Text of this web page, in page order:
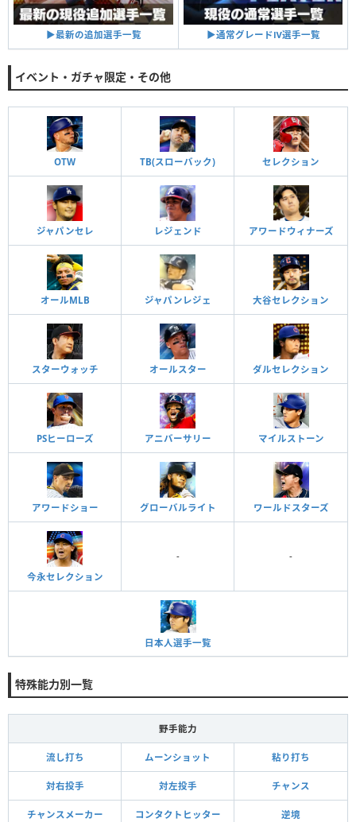
▶︎最新の追加選手一覧 ▶︎通常グレードⅣ選手一覧
イベント・ガチャ限定・その他
OTW TB(スローバック) セレクション
ジャパンセレ レジェンド アワードウィナーズ
オールMLB ジャパンレジェ 大谷セレクション
スターウォッチ オールスター ダルセレクション
PSヒーローズ アニバーサリー マイルストーン
アワードショー グローバルライト ワールドスターズ
今永セレクション
- -
日本人選手一覧
特殊能力別一覧
野手能力
流し打ち ムーンショット 粘り打ち
対右投手 対左投手 チャンス
チャンスメーカー コンタクトヒッター 逆境